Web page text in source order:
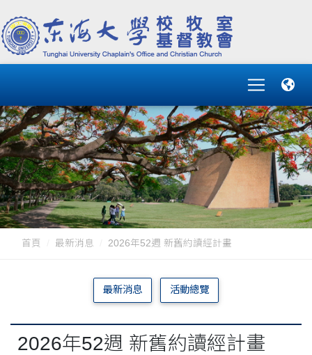
首頁 最新消息 2026年52週 新舊約讀經計畫
最新消息 活動總覽
2026年52週 新舊約讀經計畫